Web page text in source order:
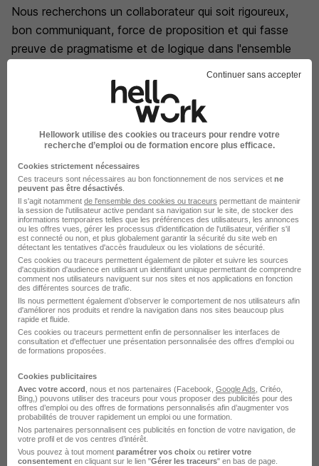
Nous recherchons un collaborateur qui soit rigoureux,
bon communiquant, force de proposition et qui fasse
preuve de pragmatisme et de logique dans l'ensemble
Nous avons à coeur depuis bientôt 100 ans de
concevoir des produits robustes et de qualité générant,
par leur conception et la maitrise industrielle, des
économies d'eau/d'énergie et une maintenance aisée.
Notre volonté de développement et d'innovation
toujours croissante nous offre la possibilité de renforcer
notre équipe industrialisation dont l'objectif premier est
d'assurer la satisfaction de nos clients par une qualité
constante de nos produits.
Notre coeur de métier réside dans la conception, la
maitrise de la sous-traitance, l'assemblage et le contrôle
de nos produits.
Vous ferez partie intégrante sur les nouveaux
développements produits des équipes projet
pluridisciplinaires et représenterez le département
industrialisation lors des réunions rituelles.
Continuer sans accepter
Hellowork utilise des cookies ou traceurs pour rendre votre
recherche d’emploi ou de formation encore plus efficace.
Cookies strictement nécessaires
Ces traceurs sont nécessaires au bon fonctionnement de nos services et ne
peuvent pas être désactivés
Il s'agit notamment de l'ensemble des cookies ou traceurs permettant de maintenir
la session de l'utilisateur active pendant sa navigation sur le site, de stocker des
informations temporaires telles que les préférences des utilisateurs, les annonces
ou les offres vues, gérer les processus d'identification de l'utilisateur, vérifier s'il
est connecté ou non, et plus globalement garantir la sécurité du site web en
détectant les tentatives d'accès frauduleux ou les violations de sécurité.
Ces cookies ou traceurs permettent également de piloter et suivre les sources
d'acquisition d'audience en utilisant un identifiant unique permettant de comprendre
comment nos utilisateurs naviguent sur nos sites et nos applications en fonction
des différentes sources de trafic.
Ils nous permettent également d’observer le comportement de nos utilisateurs afin
d'améliorer nos produits et rendre la navigation dans nos sites beaucoup plus
rapide et fluide.
Ces cookies ou traceurs permettent enfin de personnaliser les interfaces de
consultation et d'effectuer une présentation personnalisée des offres d'emploi ou
de formations proposées.
Cookies publicitaires
Avec votre accord , nous et nos partenaires (Facebook, Google Ads , Critéo,
Bing,) pouvons utiliser des traceurs pour vous proposer des publicités pour des
offres d’emploi ou des offres de formations personnalisés afin d’augmenter vos
probabilités de trouver rapidement un emploi ou une formation.
Nos partenaires personnalisent ces publicités en fonction de votre navigation, de
votre profil et de vos centres d’intérêt.
Vous pouvez à tout moment paramétrer vos choix ou retirer votre
consentement en cliquant sur le lien "Gérer les traceurs" en bas de page.